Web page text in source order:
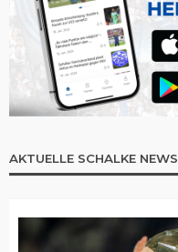
AKTUELLE SCHALKE NEWS